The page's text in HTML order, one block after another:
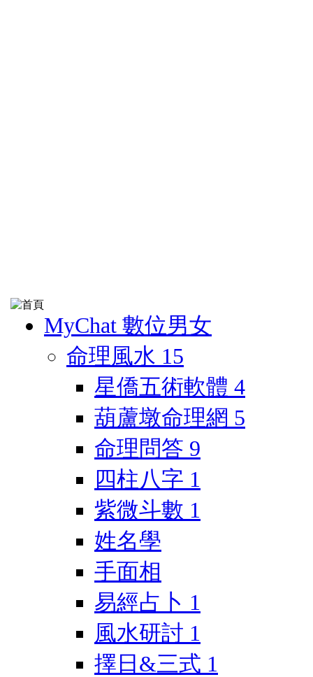
MyChat 數位男女
命理風水 15
星僑五術軟體 4
葫蘆墩命理網 5
命理問答 9
四柱八字 1
紫微斗數 1
姓名學
手面相
易經占卜 1
風水研討 1
擇日&三式 1